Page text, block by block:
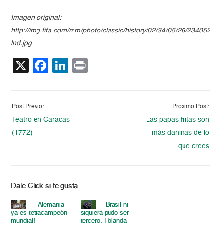
Imagen original:
http://img.fifa.com/mm/photo/classic/history/02/34/05/26/
lnd.jpg
X Facebook
LinkedIn
Post Previo:
Teatro en Caracas
(1772)
Proximo Post:
Las papas fritas son
más dañinas de lo
que crees
Dale Click si te gusta
¡Alemania
ya es tetracampeón
mundial!
Brasil ni
siquiera pudo ser
tercero: Holanda